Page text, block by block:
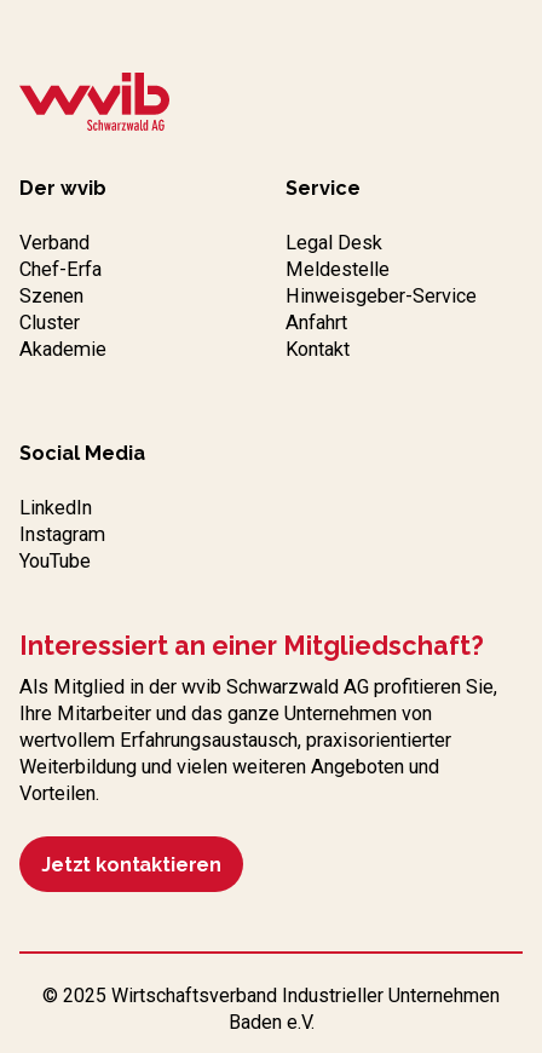
Der wvib
Verband
Chef-Erfa
Szenen
Cluster
Akademie
Service
Legal Desk
Meldestelle
Hinweisgeber-Service
Anfahrt
Kontakt
Social Media
LinkedIn
Instagram
YouTube
Interessiert an einer Mitgliedschaft?
Als Mitglied in der wvib Schwarzwald AG profitieren Sie,
Ihre Mitarbeiter und das ganze Unternehmen von
wertvollem Erfahrungs­austausch, praxisorientierter
Weiterbildung und vielen weiteren Angeboten und
Vorteilen.
Jetzt kontaktieren
© 2025 Wirtschaftsverband Industrieller Unternehmen
Baden e.V.